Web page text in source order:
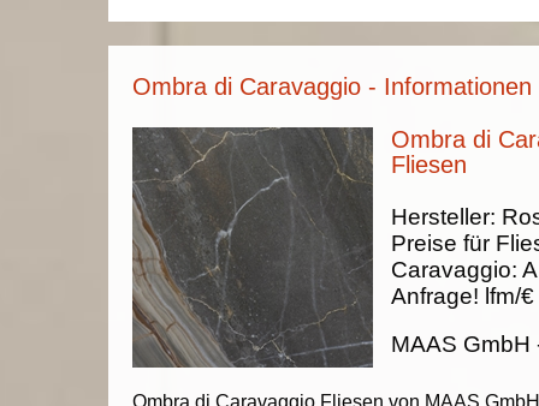
Ombra di Caravaggio - Informationen
Ombra di
Fliesen
Ombra di Caravaggio Fliesen von MAAS GmbH
Hersteller:
Preise für
Caravaggio:
Anfrage! lfm/€
MAAS GmbH